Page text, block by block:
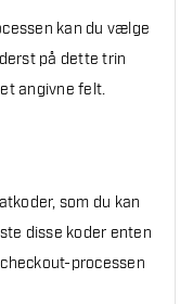
kan du vælge
på dette trin
angivne felt.
som du kan
disse koder enten
processen